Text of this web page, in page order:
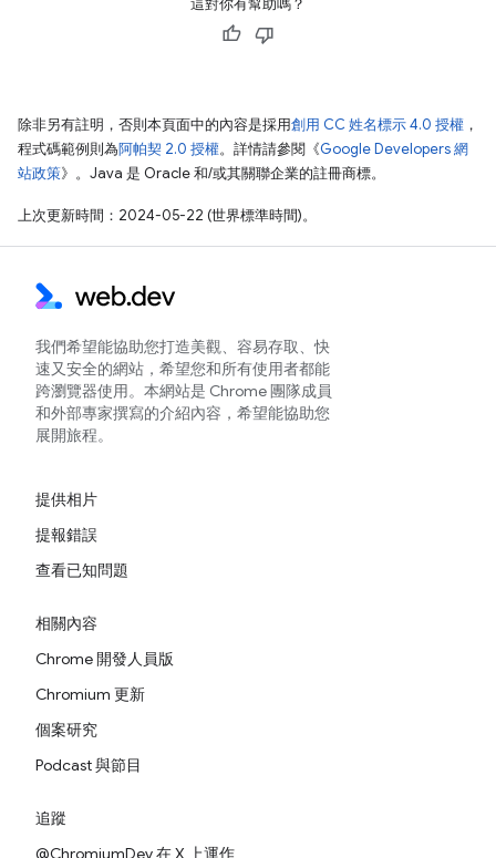
除非另有註明，否則本頁面中的內容是採用創用 CC 姓名標示 4.0 授權 ，
程式碼範例則為阿帕契 2.0 授權。詳情請參閱《Google Developers 網
站政策》。Java 是 Oracle 和/或其關聯企業的註冊商標。
上次更新時間：2024-05-22 (世界標準時間)。
我們希望能協助您打造美觀、容易存取、快
速又安全的網站，希望您和所有使用者都能
跨瀏覽器使用。本網站是 Chrome 團隊成員
和外部專家撰寫的介紹內容，希望能協助您
展開旅程。
提供相片
提報錯誤
查看已知問題
相關內容
Chrome 開發人員版
Chromium 更新
個案研究
Podcast 與節目
追蹤
@ChromiumDev 在 X 上運作